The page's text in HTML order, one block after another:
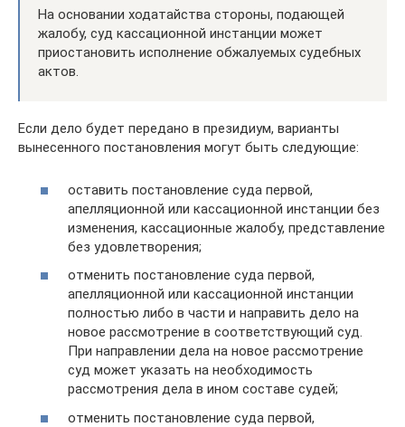
На основании ходатайства стороны, подающей
жалобу, суд кассационной инстанции может
приостановить исполнение обжалуемых судебных
актов.
Если дело будет передано в президиум, варианты
вынесенного постановления могут быть следующие:
оставить постановление суда первой,
апелляционной или кассационной инстанции без
изменения, кассационные жалобу, представление
без удовлетворения;
отменить постановление суда первой,
апелляционной или кассационной инстанции
полностью либо в части и направить дело на
новое рассмотрение в соответствующий суд.
При направлении дела на новое рассмотрение
суд может указать на необходимость
рассмотрения дела в ином составе судей;
отменить постановление суда первой,